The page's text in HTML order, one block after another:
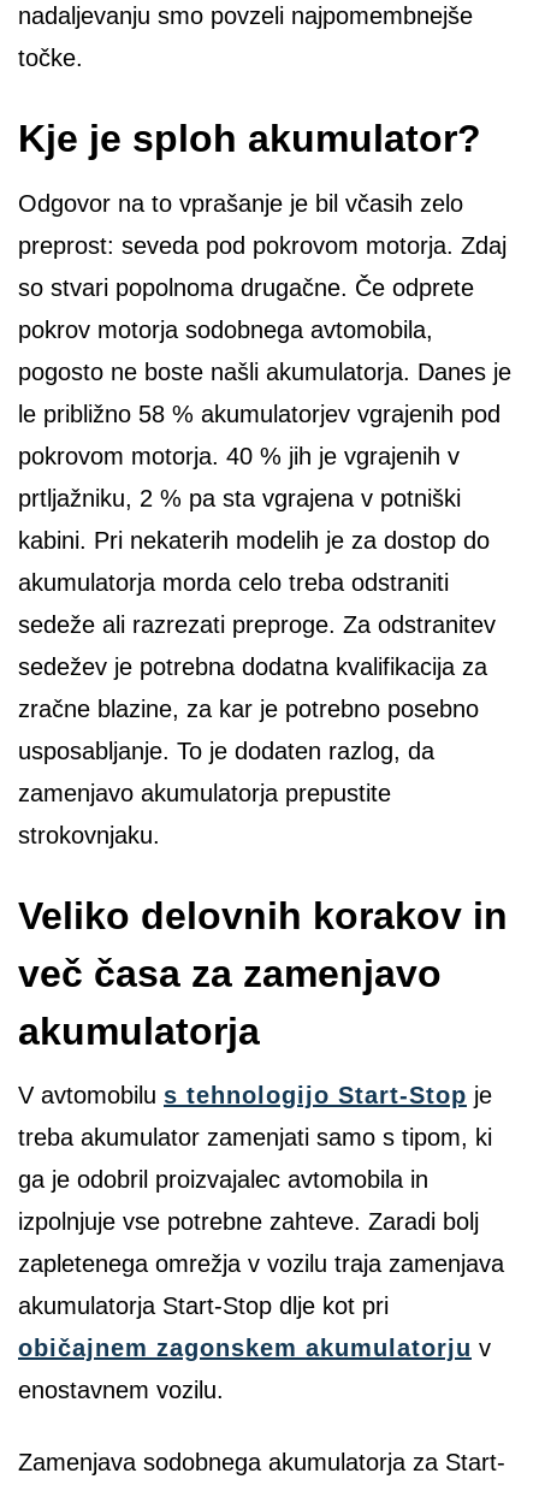
nadaljevanju smo povzeli najpomembnejše
točke.
Kje je sploh akumulator?
Odgovor na to vprašanje je bil včasih zelo
preprost: seveda pod pokrovom motorja. Zdaj
so stvari popolnoma drugačne. Če odprete
pokrov motorja sodobnega avtomobila,
pogosto ne boste našli akumulatorja. Danes je
le približno 58 % akumulatorjev vgrajenih pod
pokrovom motorja. 40 % jih je vgrajenih v
prtljažniku, 2 % pa sta vgrajena v potniški
kabini. Pri nekaterih modelih je za dostop do
akumulatorja morda celo treba odstraniti
sedeže ali razrezati preproge. Za odstranitev
sedežev je potrebna dodatna kvalifikacija za
zračne blazine, za kar je potrebno posebno
usposabljanje. To je dodaten razlog, da
zamenjavo akumulatorja prepustite
strokovnjaku.
Veliko delovnih korakov in
več časa za zamenjavo
akumulatorja
V avtomobilu s tehnologijo Start-Stop je
treba akumulator zamenjati samo s tipom, ki
ga je odobril proizvajalec avtomobila in
izpolnjuje vse potrebne zahteve. Zaradi bolj
zapletenega omrežja v vozilu traja zamenjava
akumulatorja Start-Stop dlje kot pri
običajnem zagonskem akumulatorju v
enostavnem vozilu.
Zamenjava sodobnega akumulatorja za Start-